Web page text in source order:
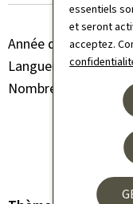
essentiels
et seront
acceptez.
Année de parution
Langue(s)
Français
Nombre de pages